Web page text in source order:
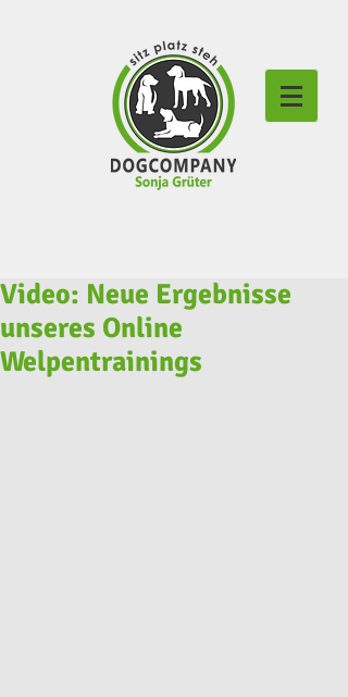
Video: Neue Ergebnisse
unseres Online
Welpentrainings